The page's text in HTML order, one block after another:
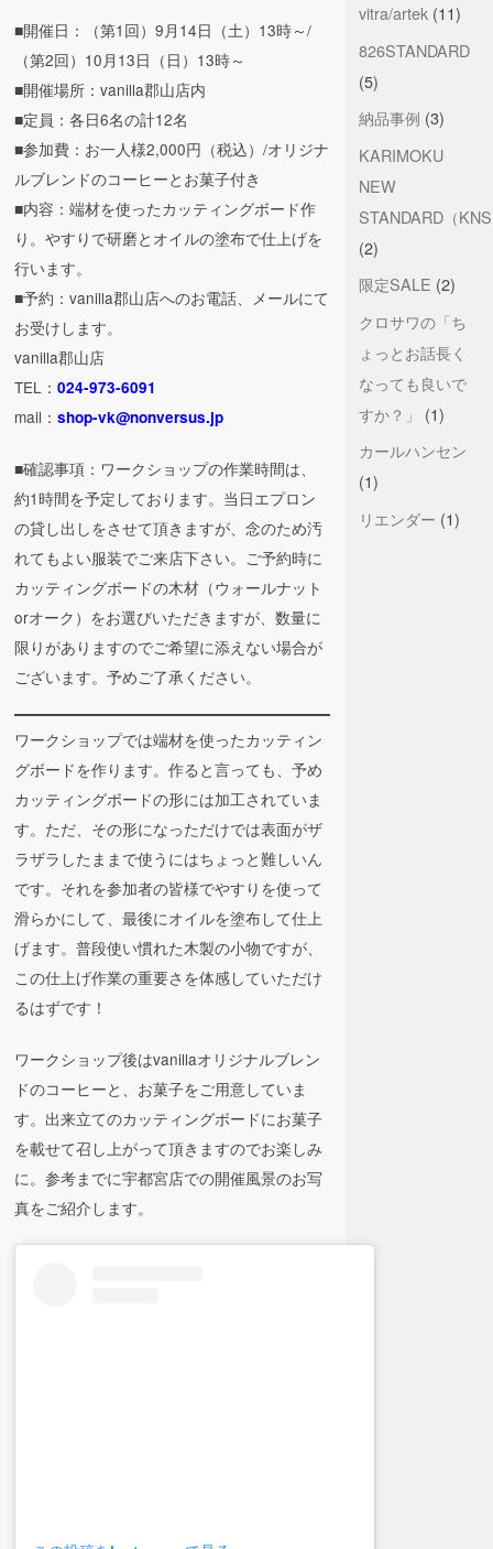
■開催日：（第1回）9月14日（土）13時～/
（第2回）10月13日（日）13時～
■開催場所：vanilla郡山店内
■定員：各日6名の計12名
■参加費：お一人様2,000円（税込）/オリジナ
ルブレンドのコーヒーとお菓子付き
■内容：端材を使ったカッティングボード作
り。やすりで研磨とオイルの塗布で仕上げを
行います。
■予約：vanilla郡山店へのお電話、メールにて
お受けします。
vanilla郡山店
TEL：024-973-6091
mail：shop-vk@nonversus.jp
■確認事項：ワークショップの作業時間は、
約1時間を予定しております。当日エプロン
の貸し出しをさせて頂きますが、念のため汚
れてもよい服装でご来店下さい。ご予約時に
カッティングボードの木材（ウォールナット
orオーク）をお選びいただきますが、数量に
限りがありますのでご希望に添えない場合が
ございます。予めご了承ください。
ワークショップでは端材を使ったカッティン
グボードを作ります。作ると言っても、予め
カッティングボードの形には加工されていま
す。ただ、その形になっただけでは表面がザ
ラザラしたままで使うにはちょっと難しいん
です。それを参加者の皆様でやすりを使って
滑らかにして、最後にオイルを塗布して仕上
げます。普段使い慣れた木製の小物ですが、
この仕上げ作業の重要さを体感していただけ
るはずです！
ワークショップ後はvanillaオリジナルブレン
ドのコーヒーと、お菓子をご用意していま
す。出来立てのカッティングボードにお菓子
を載せて召し上がって頂きますのでお楽しみ
に。参考までに宇都宮店での開催風景のお写
真をご紹介します。
vitra/artek(11)
826STANDARD
(5)
納品事例 (3)
KARIMOKU
NEW
STANDARD（
(2)
限定SALE (2)
クロサワの「ち
ょっとお話長く
なっても良いで
すか？」
(1)
カールハンセン
(1)
リエンダー (1)